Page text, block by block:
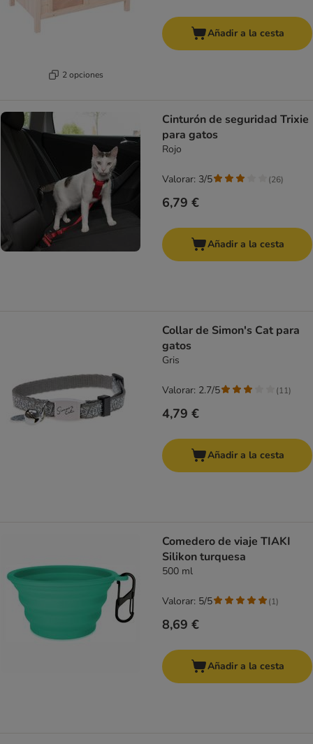
2 opciones
Añadir a la cesta
Cinturón de seguridad Trixie
para gatos
Rojo
6,79 €
Valorar: 3/5 (26)
Añadir a la cesta
Collar de Simon's Cat para
gatos
Gris
4,79 €
Valorar: 2.7/5 (11)
Añadir a la cesta
Comedero de viaje TIAKI
Silikon turquesa
500 ml
8,69 €
Valorar: 5/5 (1)
Añadir a la cesta